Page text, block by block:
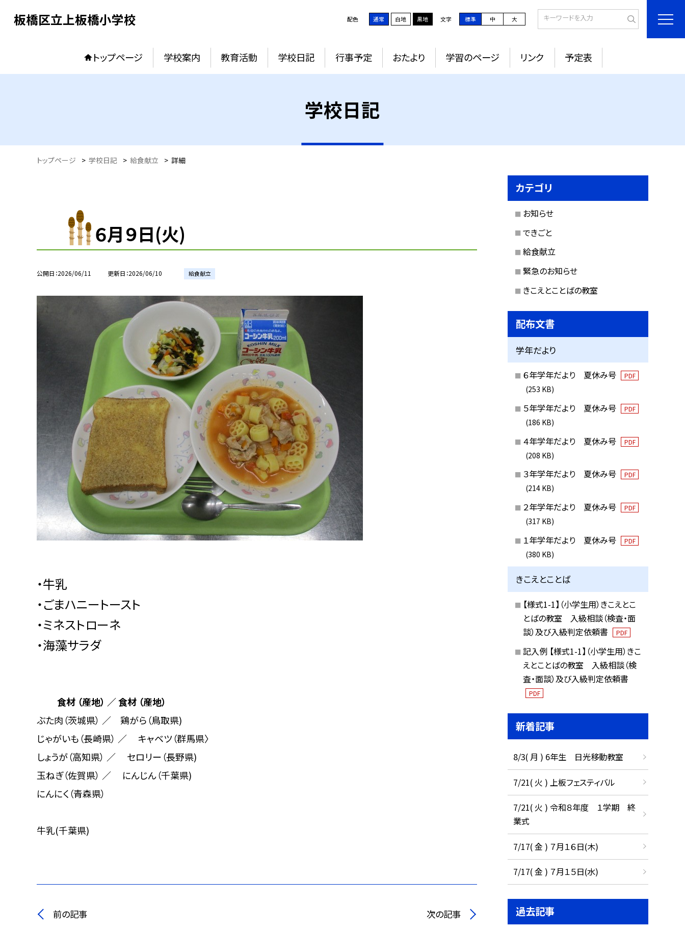
板橋区立上板橋小学校 配色 通常 白地 黒地 文字 標準 中 大
トップページ 学校案内 教育活動 学校日記 行事予定 おたより 学習のページ リンク 予定表
学校日記
トップページ > 学校日記 > 給食献立 > 詳細
６月９日(火)
公開日 2026/06/11 更新日 2026/06/10 給食献立
・牛乳
・ごまハニートースト
・ミネストローネ
・海藻サラダ
食材 （産地） ／ 食材 （産地）
ぶた肉（茨城県） ／ 鶏がら（鳥取県)
じゃがいも（長崎県） ／ キャベツ（群馬県〉
しょうが（高知県） ／ セロリー（長野県)
玉ねぎ（佐賀県） ／ にんじん（千葉県)
にんにく（青森県）
牛乳(千葉県)
前の記事 次の記事
カテゴリ
お知らせ
できごと
給食献立
緊急のお知らせ
きこえとことばの教室
配布文書
学年だより
６年学年だより 夏休み号 PDF
(253 KB)
５年学年だより 夏休み号 PDF
(186 KB)
４年学年だより 夏休み号 PDF
(208 KB)
３年学年だより 夏休み号 PDF
(214 KB)
２年学年だより 夏休み号 PDF
(317 KB)
１年学年だより 夏休み号 PDF
(380 KB)
きこえとことば
【様式1-1】（小学生用）きこえとこ
とばの教室 入級相談（検査・面
談）及び入級判定依頼書
PDF
記入例 【様式1-1】（小学生用）きこ
えとことばの教室 入級相談（検
査・面談）及び入級判定依頼書
PDF
新着記事
8/3( 月 ) 6年生 日光移動教室
7/21( 火 ) 上板フェスティバル
7/21( 火 ) 令和８年度 １学期 終
業式
7/17( 金 ) ７月１６日(木)
7/17( 金 ) ７月１５日(水)
過去記事